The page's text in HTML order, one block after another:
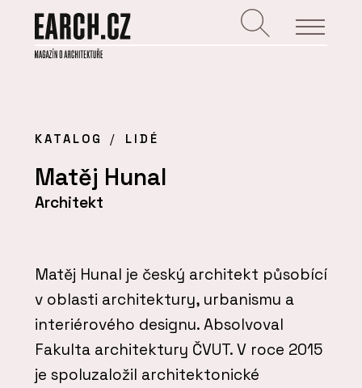
KATALOG LIDÉ
Matěj Hunal
Architekt
Matěj Hunal je český architekt působící
v oblasti architektury, urbanismu a
interiérového designu. Absolvoval
Fakulta architektury ČVUT. V roce 2015
je spoluzaložil architektonické